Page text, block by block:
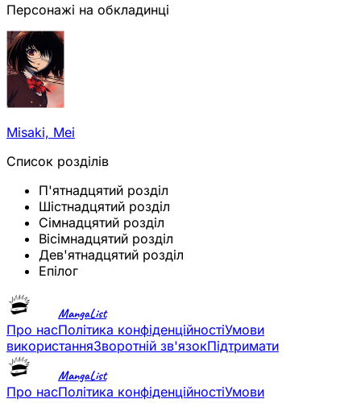
Персонажі на обкладинці
Misaki, Mei
Список розділів
П'ятнадцятий розділ
Шістнадцятий розділ
Сімнадцятий розділ
Вісімнадцятий розділ
Дев'ятнадцятий розділ
Епілог
MangaList
Про насПолітика конфіденційностіУмови
використанняЗворотній зв'язокПідтримати
MangaList
Про насПолітика конфіденційностіУмови